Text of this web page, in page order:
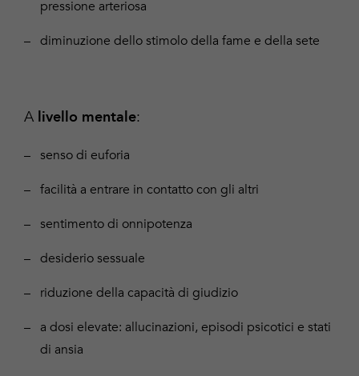
pressione arteriosa
diminuzione dello stimolo della fame e della sete
A livello mentale:
senso di euforia
facilità a entrare in contatto con gli altri
sentimento di onnipotenza
desiderio sessuale
riduzione della capacità di giudizio
a dosi elevate: allucinazioni, episodi psicotici e stati
di ansia